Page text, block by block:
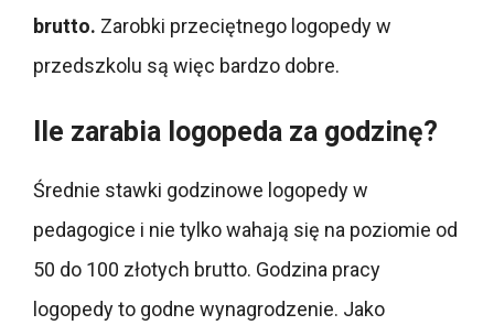
brutto. Zarobki przeciętnego logopedy w
przedszkolu są więc bardzo dobre.
Ile zarabia logopeda za godzinę?
Średnie stawki godzinowe logopedy w
pedagogice i nie tylko wahają się na poziomie od
50 do 100 złotych brutto. Godzina pracy
logopedy to godne wynagrodzenie. Jako